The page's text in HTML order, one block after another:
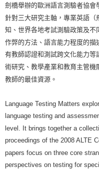
劍橋舉辦的歐洲語言測驗者協會
針對三大研究主軸，專業英語
知、世界各地考試測驗政策及
作弊的方法、語言能力程度的
有教師認證和測試跨文化能力
術研究、教學產業和教育主管
教師的最佳資源。
Language Testing Matters
language testing and
level. It brings together a
proceedings of the 2008 ALTE
papers focus on three core
perspectives on testing for